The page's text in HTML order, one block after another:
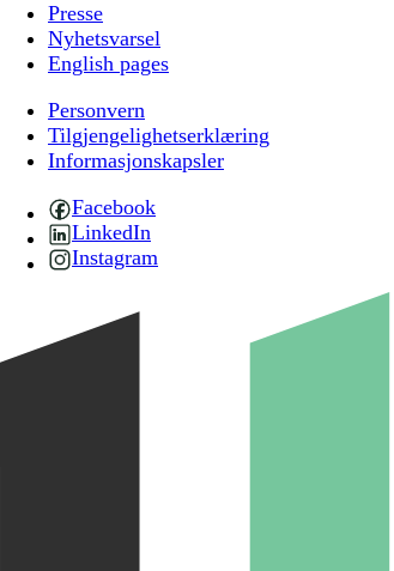
Presse
Nyhetsvarsel
English pages
Personvern
Tilgjengelighetserklæring
Informasjonskapsler
Facebook
LinkedIn
Instagram